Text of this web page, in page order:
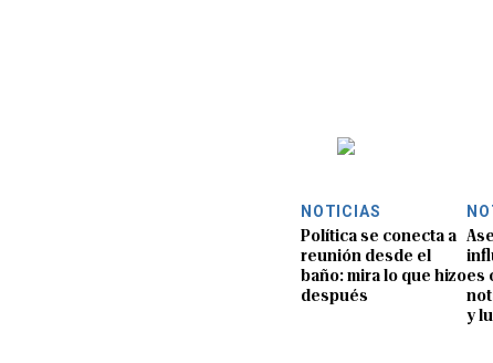
NOTICIAS
Política se conecta a
reunión desde el
baño: mira lo que hizo
después
es
y